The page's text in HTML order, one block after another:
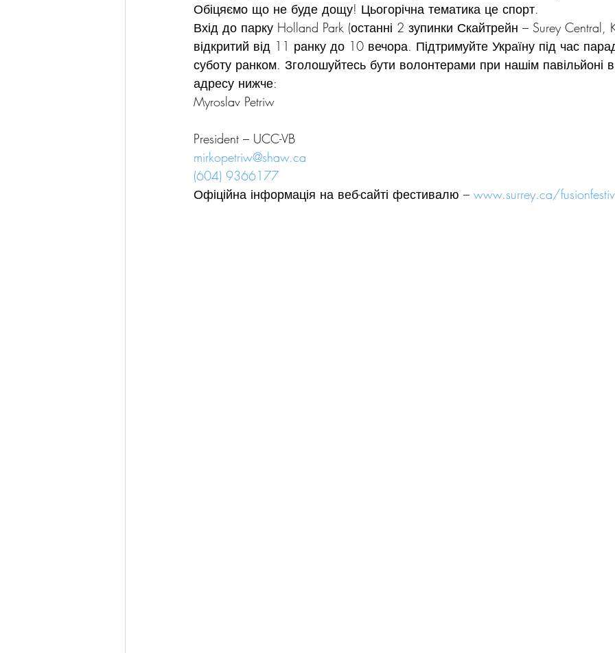
Обіцяємо що не буде дощу! Цьогорічна тематика це спорт.
Вхід до парку Holland Park (останні 2 зупинки Скайтрейн – Surey Central,
відкритий від 11 ранку до 10 вечора. Підтримуйте Україну під час
суботу ранком. Зголошуйтесь бути волонтерами при нашім павільйоні
адресу нижче:
Myroslav Petriw
President – UCC-VB
mirkopetriw@shaw.ca
(604) 9366177
Офіційна інформація на веб-сайті фестивалю – www.surrey.ca/